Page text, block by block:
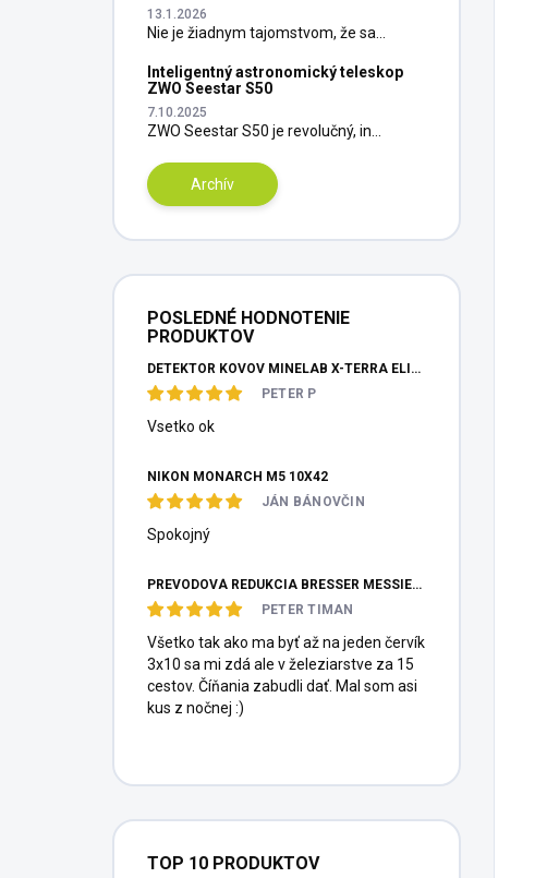
13.1.2026
Nie je žiadnym tajomstvom, že sa...
Inteligentný astronomický teleskop
ZWO Seestar S50
7.10.2025
ZWO Seestar S50 je revolučný, in...
Archív
POSLEDNÉ HODNOTENIE
PRODUKTOV
DETEKTOR KOVOV MINELAB X-TERRA ELITE PINPOITER SET
PETER P
Vsetko ok
NIKON MONARCH M5 10X42
JÁN BÁNOVČIN
Spokojný
PREVODOVÁ REDUKCIA BRESSER MESSIER HEXAFOC 1:10
PETER TIMAN
Všetko tak ako ma byť až na jeden červík
3x10 sa mi zdá ale v železiarstve za 15
cestov. Číňania zabudli dať. Mal som asi
kus z nočnej :)
TOP 10 PRODUKTOV